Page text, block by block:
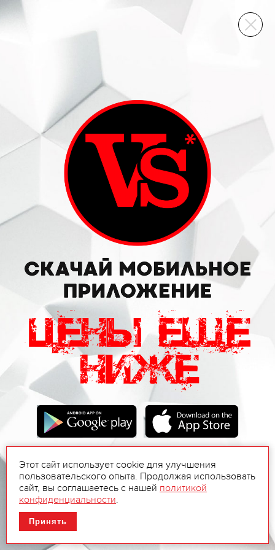
ВИННЫЙ СКЛАД
Этот сайт использует cookie для улучшения
пользовательского опыта. Продолжая использовать
сайт, вы соглашаетесь с нашей политикой
конфиденциальности.
Принять